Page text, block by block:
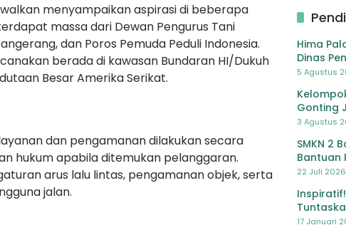
menyampaikan aspirasi di beberapa
massa dari Dewan Pengurus Tani
dan Poros Pemuda Peduli Indonesia.
berada di kawasan Bundaran HI/Dukuh
Besar Amerika Serikat.
dan pengamanan dilakukan secara
hukum apabila ditemukan pelanggaran.
arus lalu lintas, pengamanan objek, serta
jalan.
Hima
Dinas
5 Agustus
Gonting
3 Agustus
SMKN 2
Bantuan
22 Juli 2026
17 Januari